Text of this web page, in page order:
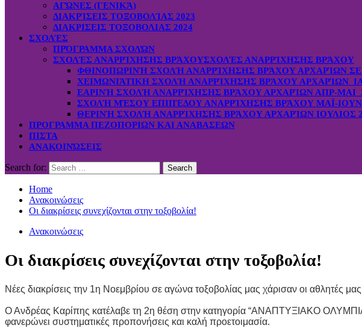
ΑΓΏΝΕΣ (ΓΕΝΙΚΆ)
ΔΙΑΚΡΊΣΕΙΣ ΤΟΞΟΒΟΛΊΑΣ 2023
ΔΙΑΚΡΙΣΕΙΣ ΤΟΞΟΒΟΛΙΑΣ 2024
ΣΧΟΛΈΣ
ΠΡΌΓΡΑΜΜΑ ΣΧΟΛΏΝ
ΣΧΟΛΈΣ ΑΝΑΡΡΊΧΗΣΗΣ ΒΡΆΧΟΥΣΧΟΛΈΣ ΑΝΑΡΡΊΧΗΣΗΣ ΒΡΆΧΟΥ
ΦΘΙΝΟΠΩΡΙΝΉ ΣΧΟΛΉ ΑΝΑΡΡΊΧΗΣΗΣ ΒΡΆΧΟΥ ΑΡΧΑΡΊΩΝ
ΧΕΙΜΩΝΙΆΤΙΚΗ ΣΧΟΛΉ ΑΝΑΡΡΊΧΗΣΗΣ ΒΡΆΧΟΥ ΑΡΧΑΡΊΩΝ
ΕΑΡΙΝΉ ΣΧΟΛΉ ΑΝΑΡΡΊΧΗΣΗΣ ΒΡΆΧΟΥ ΑΡΧΑΡΊΩΝ ΑΠΡ-ΜΑΙ
ΣΧΟΛΉ ΜΈΣΟΥ ΕΠΙΠΈΔΟΥ ΑΝΑΡΡΊΧΗΣΗΣ ΒΡΆΧΟΥ ΜΑΪ-ΙΟΥΝ
ΘΕΡΙΝΉ ΣΧΟΛΉ ΑΝΑΡΡΊΧΗΣΗΣ ΒΡΆΧΟΥ ΑΡΧΑΡΊΩΝ ΙΟΥΛΙΟΣ
ΠΡΟΓΡΑΜΜΑ ΠΕΖΟΠΟΡΙΩΝ ΚΑΙ ΑΝΑΒΑΣΕΩΝ
ΠΙΣΤΑ
ΑΝΑΚΟΙΝΏΣΕΙΣ
Search for:
Home
Ανακοινώσεις
Οι διακρίσεις συνεχίζονται στην τοξοβολία!
Ανακοινώσεις
Οι διακρίσεις συνεχίζονται στην τοξοβολία!
Νέες διακρίσεις την 1η Νοεμβρίου σε αγώνα τοξοβολίας μας χάρισαν οι αθλητές
Ο Ανδρέας Καρίπης κατέλαβε τη 2η θέση στην κατηγορία “ΑΝΑΠΤΥΞΙΑΚΟ
φανερώνει συστηματικές προπονήσεις και καλή προετοιμασία.